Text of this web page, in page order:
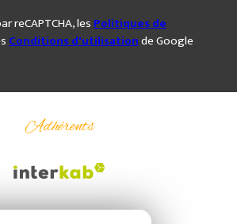
reCAPTCHA, lesPolitiques de
Conditions d'utilisationde Google
Adhérents